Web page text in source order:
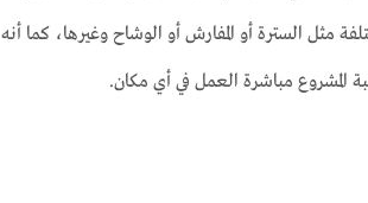
مثل السترة أو المفارش أو الوشاح وغيرها، كما أنه
المشروع مباشرة العمل في أي مكان.